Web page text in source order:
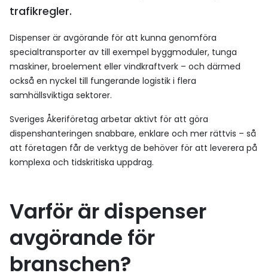
trafikregler.
Dispenser är avgörande för att kunna genomföra
specialtransporter av till exempel byggmoduler, tunga
maskiner, broelement eller vindkraftverk – och därmed
också en nyckel till fungerande logistik i flera
samhällsviktiga sektorer.
Sveriges Åkeriföretag arbetar aktivt för att göra
dispenshanteringen snabbare, enklare och mer rättvis – så
att företagen får de verktyg de behöver för att leverera på
komplexa och tidskritiska uppdrag.
Varför är dispenser
avgörande för
branschen?